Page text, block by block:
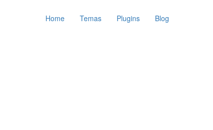
Home Temas Plugins Blog